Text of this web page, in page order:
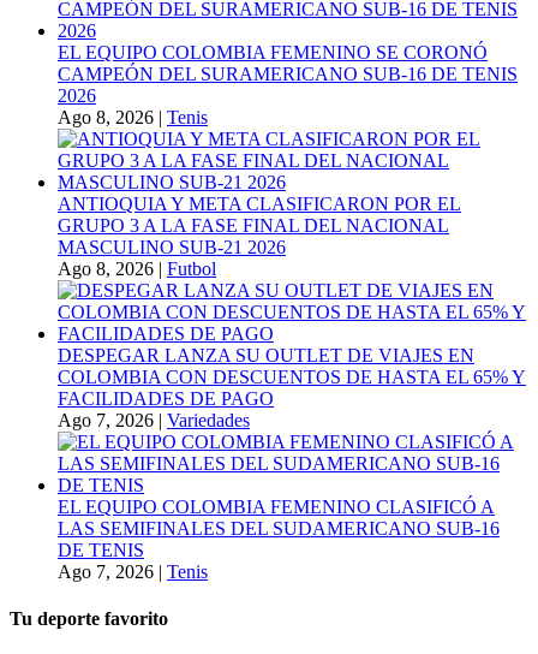
EL EQUIPO COLOMBIA FEMENINO SE CORONÓ
CAMPEÓN DEL SURAMERICANO SUB-16 DE TENIS
2026
Ago 8, 2026 | Tenis
ANTIOQUIA Y META CLASIFICARON POR EL
GRUPO 3 A LA FASE FINAL DEL NACIONAL
MASCULINO SUB-21 2026
Ago 8, 2026 | Futbol
DESPEGAR LANZA SU OUTLET DE VIAJES EN
COLOMBIA CON DESCUENTOS DE HASTA EL 65% Y
FACILIDADES DE PAGO
Ago 7, 2026 | Variedades
EL EQUIPO COLOMBIA FEMENINO CLASIFICÓ A
LAS SEMIFINALES DEL SUDAMERICANO SUB-16
DE TENIS
Ago 7, 2026 | Tenis
Tu deporte favorito